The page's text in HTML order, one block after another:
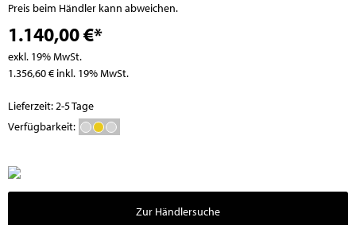
Preis beim Händler kann abweichen.
1.140,00 €*
exkl. 19% MwSt.
1.356,60 € inkl. 19% MwSt.
Lieferzeit: 2-5 Tage
Verfügbarkeit:
Zur Händlersuche